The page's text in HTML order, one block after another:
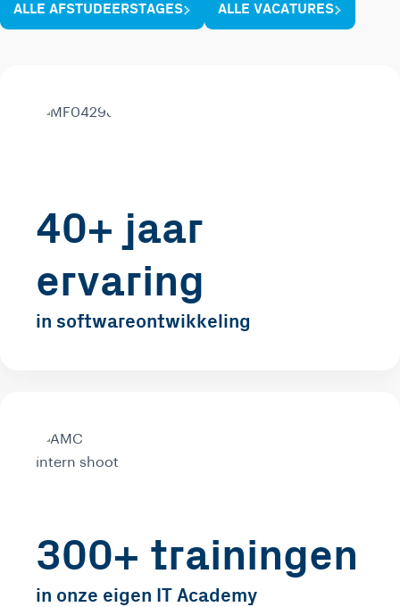
ALLE AFSTUDEERSTAGES ALLE VACATURES
40+ jaar
ervaring
in softwareontwikkeling
300+ trainingen
in onze eigen IT Academy